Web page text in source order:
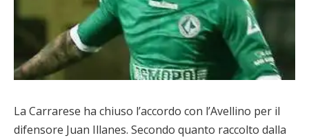
La Carrarese ha chiuso l’accordo con l’Avellino per il
difensore Juan Illanes. Secondo quanto raccolto dalla